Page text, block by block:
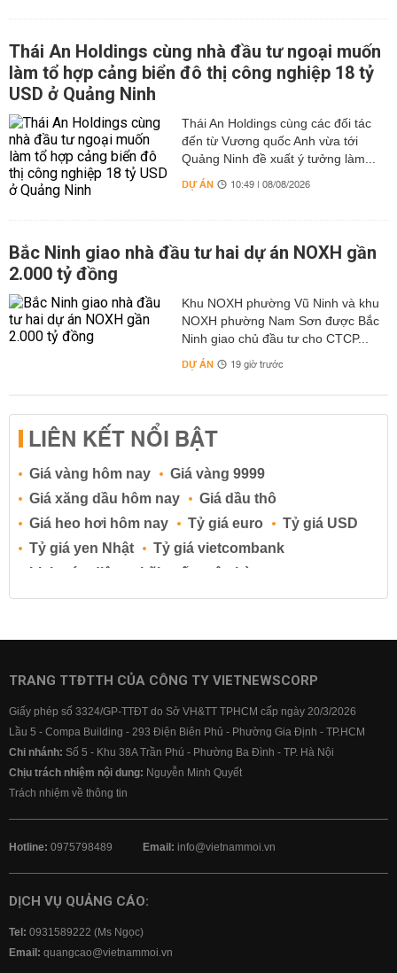
Thái An Holdings cùng nhà đầu tư ngoại muốn
làm tổ hợp cảng biển đô thị công nghiệp 18 tỷ
USD ở Quảng Ninh
Thái An Holdings cùng các đối tác
đến từ Vương quốc Anh vừa tới
Quảng Ninh đề xuất ý tưởng làm...
DỰ ÁN 10:49 | 08/08/2026
Bắc Ninh giao nhà đầu tư hai dự án NOXH gần
2.000 tỷ đồng
Khu NOXH phường Vũ Ninh và khu
NOXH phường Nam Sơn được Bắc
Ninh giao chủ đầu tư cho CTCP...
DỰ ÁN 19 giờ trước
LIÊN KẾT NỔI BẬT
Giá vàng hôm nay
Giá vàng 9999
Giá xăng dầu hôm nay
Giá dầu thô
Giá heo hơi hôm nay
Tỷ giá euro
Tỷ giá USD
Tỷ giá yen Nhật
Tỷ giá vietcombank
Lịch cúp điện
Lãi suất ngân hàng
Lãi suất tiết kiệm
Lãi suất tiền gửi
Lãi suất ngân hàng BIDV
Lãi suất ngân hàng Vietcombank
TRANG TTĐTTH CỦA CÔNG TY VIETNEWSCORP
Giấy phép số 3324/GP-TTĐT do Sở VH&TT TPHCM cấp ngày 20/3/2026
Lầu 5 - Compa Building - 293 Điện Biên Phủ - Phường Gia Định - TP.HCM
Chi nhánh: Số 5 - Khu 38A Trần Phú - Phường Ba Đình - TP. Hà Nội
Chịu trách nhiệm nội dung: Nguyễn Minh Quyết
Trách nhiệm về thông tin
Hotline: 0975798489 Email: info@vietnammoi.vn
DỊCH VỤ QUẢNG CÁO:
Tel: 0931589222 (Ms Ngọc)
Email: quangcao@vietnammoi.vn